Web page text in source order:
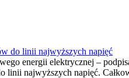
do linii najwyższych napięć
energii elektrycznej –
najwyższych napięć.